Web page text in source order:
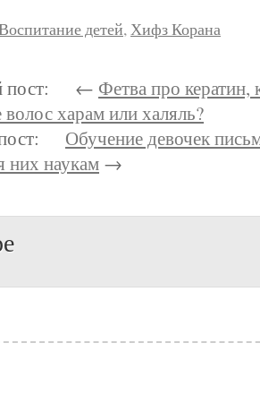
детей,Хифз Корана
пост: ← Фетва про кератин,
харам или халяль?
Обучение девочек
них наукам →